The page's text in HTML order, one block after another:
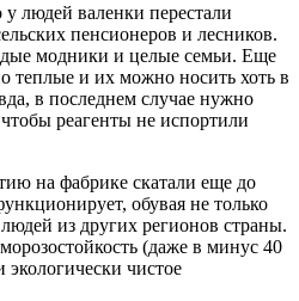
людей валенки перестали
пенсионеров и лесников.
модники и целые семьи. Еще
теплые и их можно носить хоть в
в последнем случае нужно
реагенты не испортили
на фабрике скатали еще до
обувая не только
из других регионов страны.
(даже в минус 40
экологически чистое